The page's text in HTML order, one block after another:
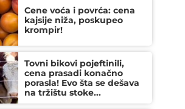
Cene voća i povrća: cena
kajsije niža, poskupeo
krompir!
Tovni bikovi pojeftinili,
cena prasadi konačno
porasla! Evo šta se dešava
na tržištu stoke...